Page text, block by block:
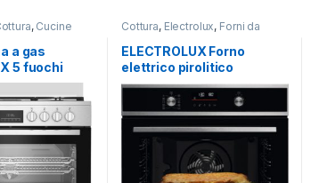
, Cucine
a gas
5 fuochi
Cottura, Electrolux, Forni da
ELECTROLUX Forno
elettrico pirolitico
multifunzione da incasso
EOF6P46X